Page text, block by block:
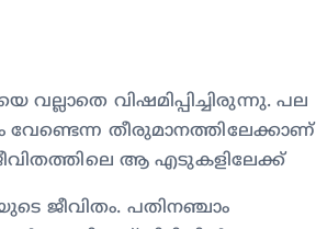
വിഷമിപ്പിച്ചിരുന്നു. പല
വേണ്ടെന്ന തീരുമാനത്തിലേക്കാണ്
ആ എടുകളിലേക്ക്
ജീവിതം. പതിനഞ്ചാം